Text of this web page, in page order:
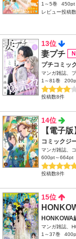
1～5巻
450pt
レビュー投稿
13位
妻プチ
プチコミッ
マンガ雑誌、
1～81巻
投稿数8件
14位
【電子
コミックジ
マンガ雑誌、
600pt～664pt
投稿数8件
15位
HONKOWA
マンガ雑誌、
1～37巻